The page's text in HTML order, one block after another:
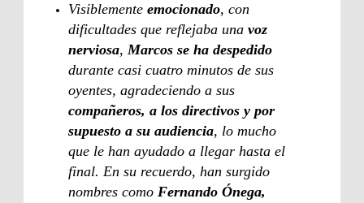
Visiblemente emocionado, con
dificultades que reflejaba una voz
nerviosa,Marcos se ha despedido
durante casi cuatro minutos de sus
oyentes, agradeciendo a sus
compañeros, a los directivos y por
supuesto a su audiencia, lo mucho
que le han ayudado a llegar hasta el
final. En su recuerdo, han surgido
nombres como Fernando Ónega,